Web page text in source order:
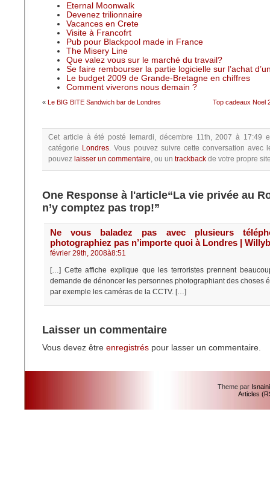
Eternal Moonwalk
Devenez trilionnaire
Vacances en Crete
Visite à Francofrt
Pub pour Blackpool made in France
The Misery Line
Que valez vous sur le marché du travail?
Se faire rembourser la partie logicielle sur l’achat
Le budget 2009 de Grande-Bretagne en chiffres
Comment viverons nous demain ?
« Le BIG BITE Sandwich bar de Londres Top cadeaux Noel
Cet article à été posté lemardi, décembre 11th, 2007 à 17:49
catégorie Londres.Vous pouvez suivre cette conversation avec
pouvez laisser un commentaire, ou un trackback de votre propre
One Response à l'article“La vie privée au
n’y comptez pas trop!”
Ne vous baladez pas avec plusieurs
photographiez pas n’importe quoi à Londres |
février 29th, 2008à8:51
[…] Cette affiche explique que les terroristes prennent
demande de dénoncer les personnes photographiant des choses
par exemple les caméras de la CCTV. […]
Laisser un commentaire
Vous devez être enregistrés pour lasser un commentaire.
Theme par
Articles